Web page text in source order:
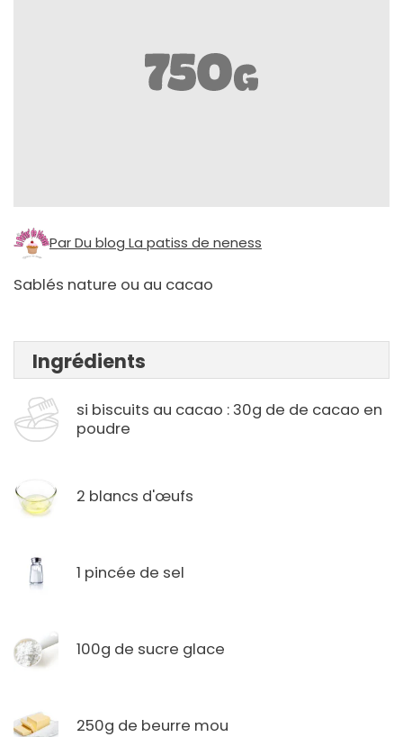
Par Du blog La patiss de neness
Sablés nature ou au cacao
Ingrédients
si biscuits au cacao : 30g de de cacao en
poudre
2 blancs d'œufs
1 pincée de sel
100g de sucre glace
250g de beurre mou